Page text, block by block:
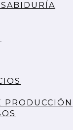
PRODUCCIÓN